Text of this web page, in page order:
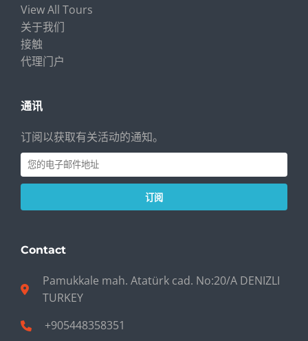
View All Tours
关于我们
接触
代理门户
通讯
订阅以获取有关活动的通知。
订阅
Contact
Pamukkale mah. Atatürk cad. No:20/A DENIZLI
TURKEY
+905448358351